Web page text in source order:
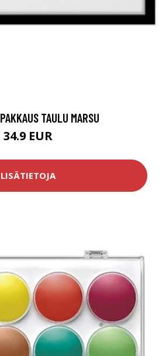
TAULU MARSU
34.9 EUR
LISÄTIETOJA